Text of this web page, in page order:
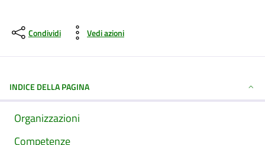
Condividi Vedi azioni
INDICE DELLA PAGINA
Organizzazioni
Competenze